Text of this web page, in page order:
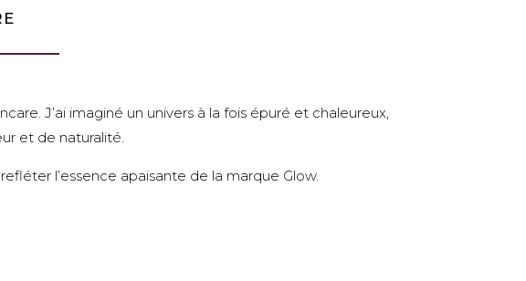
J’ai imaginé un univers à la fois épuré et chaleureux,
et de naturalité.
l’essence apaisante de la marque Glow.